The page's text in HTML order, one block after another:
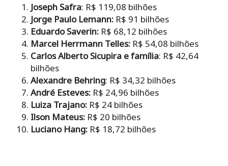
Joseph Safra: R$ 119,08 bilhões
Jorge Paulo Lemann: R$ 91 bilhões
Eduardo Saverin: R$ 68,12 bilhões
Marcel Herrmann Telles: R$ 54,08 bilhões
Carlos Alberto Sicupira e família: R$ 42,64
bilhões
Alexandre Behring: R$ 34,32 bilhões
André Esteves: R$ 24,96 bilhões
Luiza Trajano: R$ 24 bilhões
Ilson Mateus: R$ 20 bilhões
Luciano Hang: R$ 18,72 bilhões